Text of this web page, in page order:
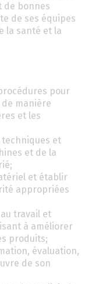
de bonnes
de ses équipes
la santé et la
pour
manière
et les
et
et de la
et établir
appropriées
travail et
à améliorer
produits;
évaluation,
de son